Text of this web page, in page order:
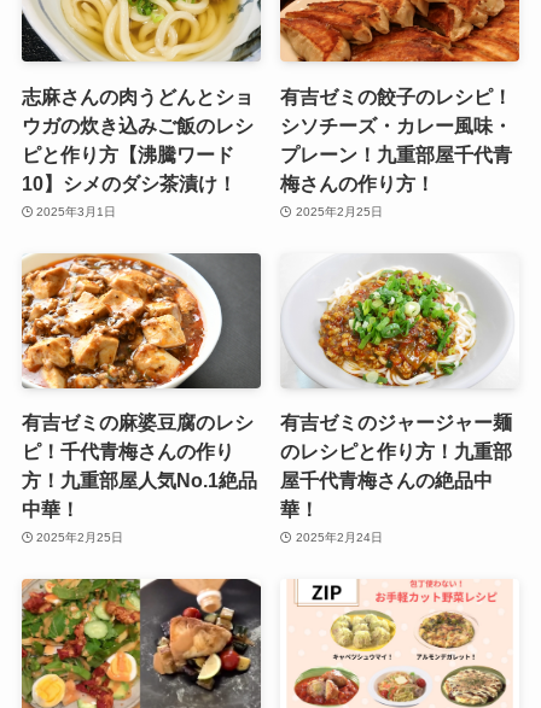
志麻さんの肉うどんとショ
ウガの炊き込みご飯のレシ
ピと作り方【沸騰ワード
10】シメのダシ茶漬け！
2025年3月1日
有吉ゼミの餃子のレシピ！
シソチーズ・カレー風味・
プレーン！九重部屋千代青
梅さんの作り方！
2025年2月25日
有吉ゼミの麻婆豆腐のレシ
ピ！千代青梅さんの作り
方！九重部屋人気No.1絶品
中華！
2025年2月25日
有吉ゼミのジャージャー麺
のレシピと作り方！九重部
屋千代青梅さんの絶品中
華！
2025年2月24日